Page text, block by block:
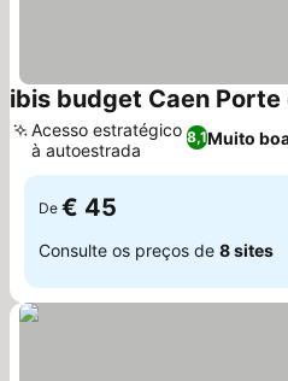
ibis budget Caen Porte
8,1Muito
Acesso estratégico
à autoestrada
De € 45
Consulte os preços de 8 sites